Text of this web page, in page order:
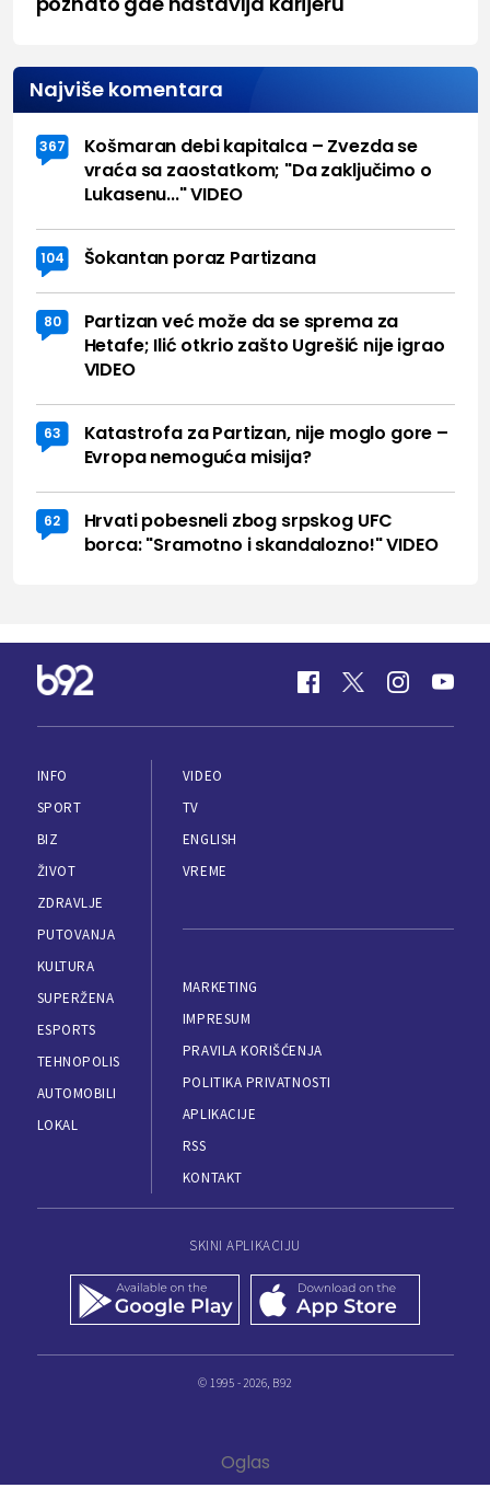
Najviše komentara
367
Košmaran debi kapitalca – Zvezda se
vraća sa zaostatkom; "Da zaključimo o
Lukasenu..." VIDEO
104 Šokantan poraz Partizana
80
Partizan već može da se sprema za
Hetafe; Ilić otkrio zašto Ugrešić nije igrao
VIDEO
63
Katastrofa za Partizan, nije moglo gore –
Evropa nemoguća misija?
62
Hrvati pobesneli zbog srpskog UFC
borca: "Sramotno i skandalozno!" VIDEO
INFO
SPORT
BIZ
ŽIVOT
ZDRAVLJE
PUTOVANJA
KULTURA
SUPERŽENA
ESPORTS
TEHNOPOLIS
AUTOMOBILI
LOKAL
VIDEO
TV
ENGLISH
VREME
MARKETING
IMPRESUM
PRAVILA KORIŠĆENJA
POLITIKA PRIVATNOSTI
APLIKACIJE
RSS
KONTAKT
SKINI APLIKACIJU
© 1995 - 2026, B92